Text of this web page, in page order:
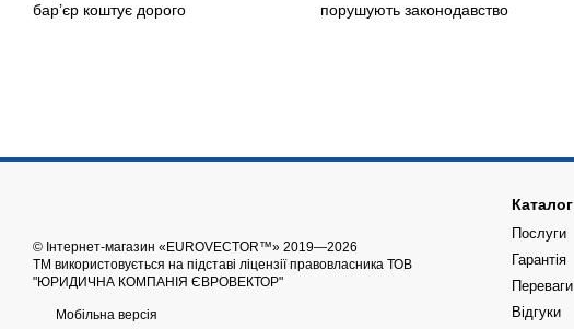
бар’єр коштує дорого
порушують законодавство
© Інтернет-магазин «EUROVECTOR™» 2019—2026
ТМ використовується на підставі ліцензії правовласника ТОВ
"ЮРИДИЧНА КОМПАНІЯ ЄВРОВЕКТОР"
Мобільна версія
Каталог
Послуги
Гарантія
Переваги
Відгуки